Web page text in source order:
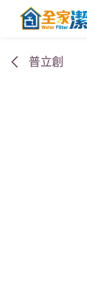
跳至內容
普立創